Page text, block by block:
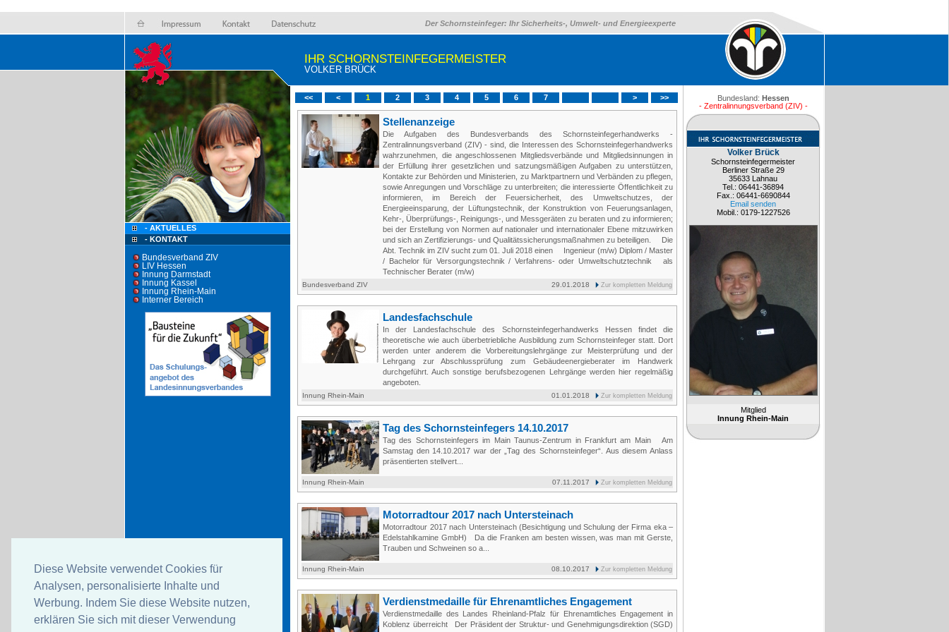
Diese Website verwendet Cookies für
Analysen, personalisierte Inhalte und
Werbung. Indem Sie diese Website nutzen,
erklären Sie sich mit dieser Verwendung
Der Schornsteinfeger: Ihr Sicherheits-, Umwelt- und Energieexperte
- AKTUELLES
- KONTAKT
Bundesverband ZIV
LIV Hessen
Innung Darmstadt
Innung Kassel
Innung Rhein-Main
Interner Bereich
IHR SCHORNSTEINFEGERMEISTER
VOLKER BRÜCK
<< < 1 2 3 4 5 6 7 > >>
Stellenanzeige
Die Aufgaben des Bundesverbands des Schornsteinfegerhandwerks -
Zentralinnungsverband (ZIV) - sind, die Interessen des Schornsteinfegerhandwerks
wahrzunehmen, die angeschlossenen Mitgliedsverbände und Mitgliedsinnungen in
der Erfüllung ihrer gesetzlichen und satzungsmäßigen Aufgaben zu unterstützen,
Kontakte zur Behörden und Ministerien, zu Marktpartnern und Verbänden zu pflegen,
sowie Anregungen und Vorschläge zu unterbreiten; die interessierte Öffentlichkeit zu
informieren, im Bereich der Feuersicherheit, des Umweltschutzes, der
Energieeinsparung, der Lüftungstechnik, der Konstruktion von Feuerungsanlagen,
Kehr-, Überprüfungs-, Reinigungs-, und Messgeräten zu beraten und zu informieren;
bei der Erstellung von Normen auf nationaler und internationaler Ebene mitzuwirken
und sich an Zertifizierungs- und Qualitätssicherungsmaßnahmen zu beteiligen. Die
Abt. Technik im ZIV sucht zum 01. Juli 2018 einen Ingenieur (m/w) Diplom / Master
/ Bachelor für Versorgungstechnik / Verfahrens- oder Umweltschutztechnik als
Technischer Berater (m/w)
Zur kompletten Meldung
29.01.2018
Bundesverband ZIV
Landesfachschule
In der Landesfachschule des Schornsteinfegerhandwerks Hessen findet die
theoretische wie auch überbetriebliche Ausbildung zum Schornsteinfeger statt. Dort
werden unter anderem die Vorbereitungslehrgänge zur Meisterprüfung und der
Lehrgang zur Abschlussprüfung zum Gebäudeenergieberater im Handwerk
durchgeführt. Auch sonstige berufsbezogenen Lehrgänge werden hier regelmäßig
angeboten.
Zur kompletten Meldung
01.01.2018
Innung Rhein-Main
Tag des Schornsteinfegers 14.10.2017
Tag des Schornsteinfegers im Main Taunus-Zentrum in Frankfurt am Main Am
Samstag den 14.10.2017 war der „Tag des Schornsteinfeger“. Aus diesem Anlass
präsentierten stellvert...
Zur kompletten Meldung
07.11.2017
Innung Rhein-Main
Motorradtour 2017 nach Untersteinach
Motorradtour 2017 nach Untersteinach (Besichtigung und Schulung der Firma eka –
Edelstahlkamine GmbH) Da die Franken am besten wissen, was man mit Gerste,
Trauben und Schweinen so a...
Zur kompletten Meldung
08.10.2017
Innung Rhein-Main
Verdienstmedaille für Ehrenamtliches Engagement
Verdienstmedaille des Landes Rheinland-Pfalz für Ehrenamtliches Engagement in
Koblenz überreicht Der Präsident der Struktur- und Genehmigungsdirektion (SGD)
Bundesland: Hessen
- Zentralinnungsverband (ZIV) -
Volker Brück
Schornsteinfegermeister
Berliner Straße 29
35633 Lahnau
Tel.: 06441-36894
Fax.: 06441-6690844
Email senden
Mobil.: 0179-1227526
Mitglied
Innung Rhein-Main